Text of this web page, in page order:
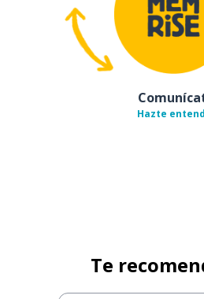
Hazte
Te